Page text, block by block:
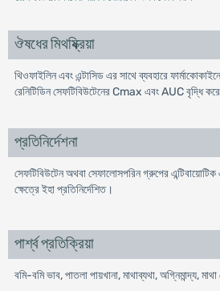
ঔষধের মিথষ্ক্রিয়া
থিওফাইলিন এবং এন্টাসিড এর সাথে ব্যবহারে
রেনিটিডিন সেফটিবিউটেনের Cmax এবং AUC বৃদ্ধি
প্রতিনির্দেশনা
সেফটিবিউটেন অথবা সেফালোসপরিন গ্রুপের
ক্ষেত্রে ইহা প্রতিনির্দেশিত।
পার্শ্ব প্রতিক্রিয়া
বমি-বমি ভাব, পাতলা পায়খানা, মাথাব্যথা, অগ্নিমান্দ্য,